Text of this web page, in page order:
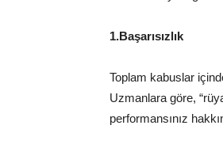
1.Başarısızlık
Toplam kabuslar
Uzmanlara göre,
performansınız